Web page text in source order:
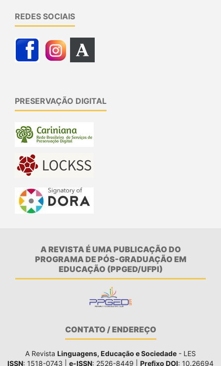
REDES SOCIAIS
PRESERVAÇÃO DIGITAL
A REVISTA É UMA PUBLICAÇÃO DO
PROGRAMA DE PÓS-GRADUAÇÃO EM
EDUCAÇÃO (PPGED/UFPI)
CONTATO / ENDEREÇO
A Revista Linguagens, Educação e Sociedade - LES
ISSN: 1518-0743 | e-ISSN: 2526-8449 | Prefixo DOI: 10.26694